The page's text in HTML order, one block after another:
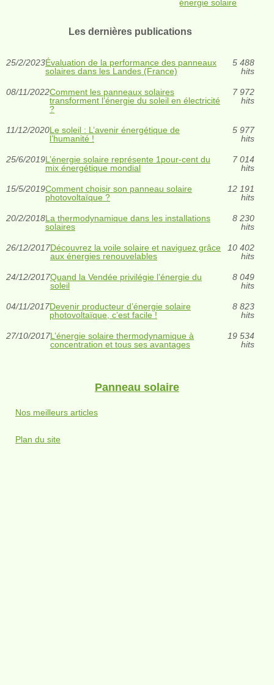
énergie solaire
Les dernières publications
25/2/2023Évaluation de la performance des panneaux
solaires dans les Landes (France)
5 488
hits
08/11/2022Comment les panneaux solaires
transforment l’énergie du soleil en électricité
?
7 972
hits
11/12/2020Le soleil : L’avenir énergétique de
l’humanité !
5 977
hits
25/6/2019L’énergie solaire représente 1pour-cent du
mix énergétique mondial
7 014
hits
15/5/2019Comment choisir son panneau solaire
photovoltaïque ?
12 191
hits
20/2/2018La thermodynamique dans les installations
solaires
8 230
hits
26/12/2017Découvrez la voile solaire et naviguez grâce
aux énergies renouvelables
10 402
hits
24/12/2017Quand la Vendée privilégie l’énergie du
soleil
8 049
hits
04/11/2017Devenir producteur d’énergie solaire
photovoltaïque, c’est facile !
8 823
hits
27/10/2017L’énergie solaire thermodynamique à
concentration et tous ses avantages
19 534
hits
Panneau solaire
Nos meilleurs articles
Plan du site